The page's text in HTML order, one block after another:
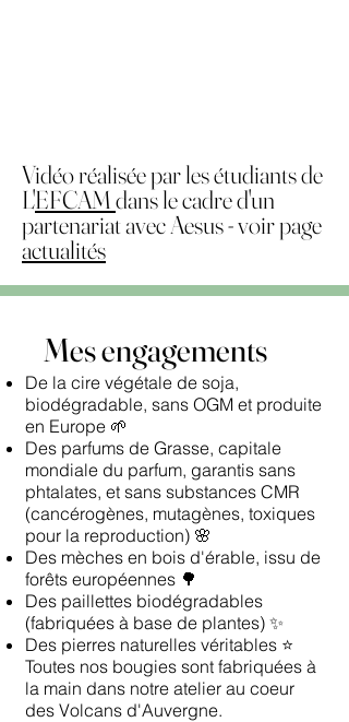
Vidéo réalisée par les étudiants de
L'EFCAMdans le cadre d'un
partenariat avec Aesus - voir page
actualités
De la cire végétale de soja,
biodégradable, sans OGM et produite
en Europe 🌱
Des parfums de Grasse, capitale
mondiale du parfum, garantis sans
phtalates, et sans substances CMR
(cancérogènes, mutagènes, toxiques
pour la reproduction) 🌸
Des mèches en bois d'érable, issu de
forêts européennes 🌳
Des paillettes biodégradables
(fabriquées à base de plantes) ✨
Des pierres naturelles véritables ⭐️
Toutes nos bougies sont fabriquées à
la main dans notre atelier au coeur
des Volcans d'Auvergne.
Mes engagements